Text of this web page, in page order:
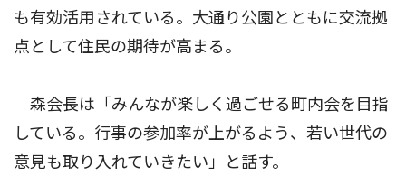
も有効活用されている。大通り公園とともに交流拠
点として住民の期待が高まる。
森会長は「みんなが楽しく過ごせる町内会を目指
している。行事の参加率が上がるよう、若い世代の
意見も取り入れていきたい」と話す。